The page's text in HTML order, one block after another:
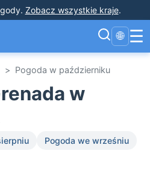
. Zobacz wszystkie kraje.
🌐 ☰
> Pogoda w październiku
w
Pogoda we wrześniu